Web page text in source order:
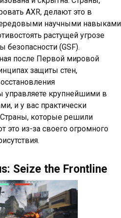
AXR, делают это в
научными навыками
растущей угрозе
безопасности (GSF).
после Первой мировой
защиты стен,
управляете крупнейшими в
и у вас практически
которые решили
это из-за своего огромного
Seize the Frontline